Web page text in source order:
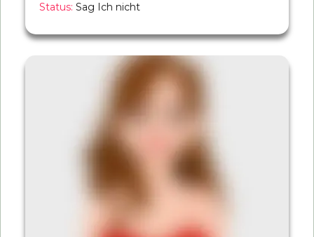
Status: Sag Ich nicht